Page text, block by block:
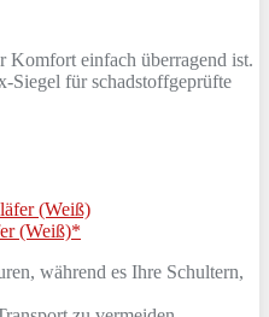
einfach überragend ist.
Siegel für schadstoffgeprüfte
(Weiß)*
während es Ihre Schultern,